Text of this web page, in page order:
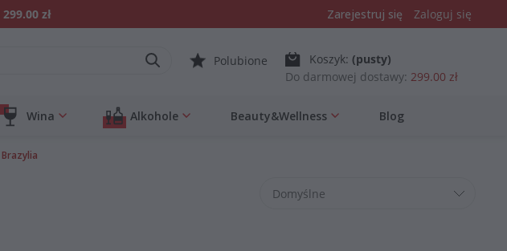
299.00 zł Zarejestruj się Zaloguj się
Polubione Koszyk: (pusty)
Do darmowej dostawy: 299.00 zł
Wina Alkohole Beauty&Wellness Blog
Brazylia